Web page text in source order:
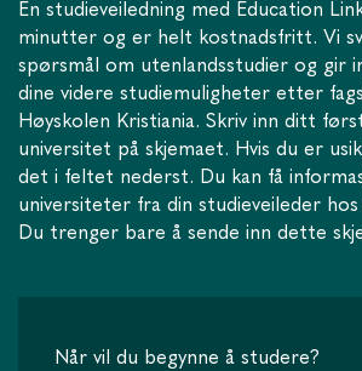
En studieveiledning med Education
minutter og er helt kostnadsfritt. Vi
spørsmål om utenlandsstudier og gir
dine videre studiemuligheter etter
Høyskolen Kristiania. Skriv inn ditt
universitet på skjemaet. Hvis du er
det i feltet nederst. Du kan få
universiteter fra din studieveileder hos
Du trenger bare å sende inn dette
Når vil du begynne å studere?